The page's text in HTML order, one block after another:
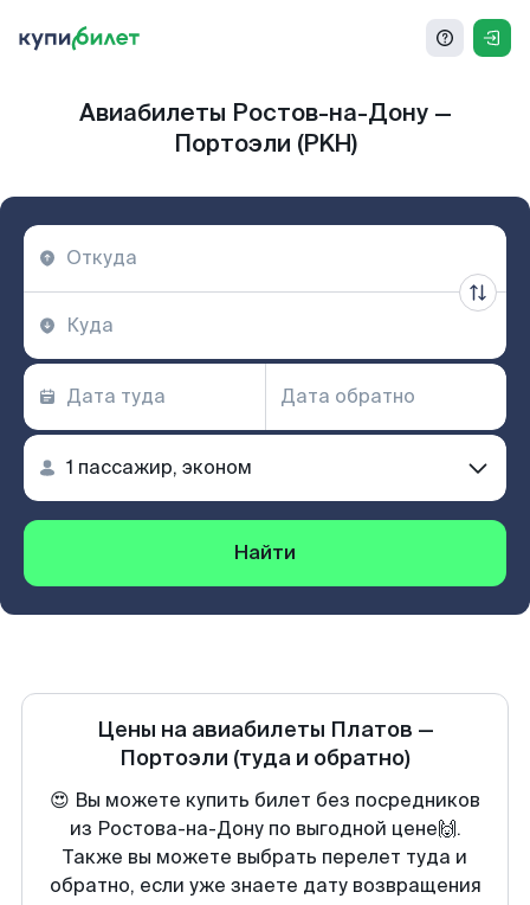
Авиабилеты Ростов-на-Дону —
Портоэли (PKH)
Найти
Цены на авиабилеты Платов —
Портоэли (туда и обратно)
😍 Вы можете купить билет без посредников
из Ростова-на-Дону по выгодной цене🙌.
Также вы можете выбрать перелет туда и
обратно, если уже знаете дату возвращения